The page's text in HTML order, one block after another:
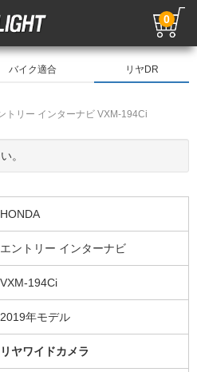
0
バイク適合 リヤDR
トリー インターナビ VXM-194Ci
。
HONDA
エントリー インターナビ
VXM-194Ci
2019年モデル
リヤワイドカメラ